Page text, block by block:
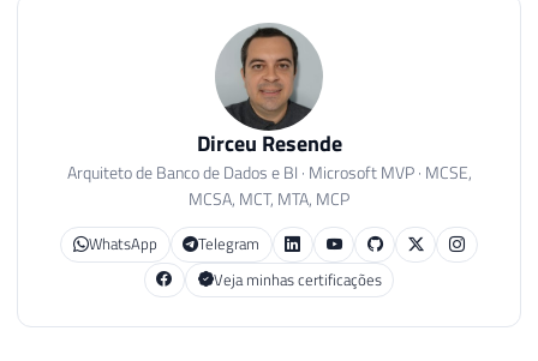
Dirceu Resende
Arquiteto de Banco de Dados e BI · Microsoft MVP · MCSE,
MCSA, MCT, MTA, MCP
WhatsApp
Telegram
Veja minhas certificações